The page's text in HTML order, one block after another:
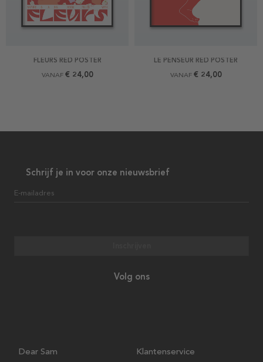
FLEURS RED POSTER
VANAF € 24,00
LE PENSEUR RED POSTER
VANAF € 24,00
Schrijf je in voor onze nieuwsbrief
E-mailadres
Volg ons
Dear Sam Klantenservice